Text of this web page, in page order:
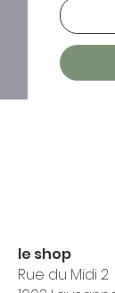
le shop
Rue du Midi 2